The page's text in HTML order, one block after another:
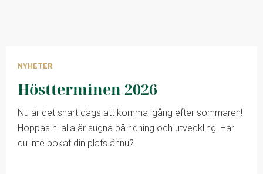
NYHETER
Höstterminen 2026
Nu är det snart dags att komma igång efter sommaren!
Hoppas ni alla är sugna på ridning och utveckling. Har
du inte bokat din plats ännu?